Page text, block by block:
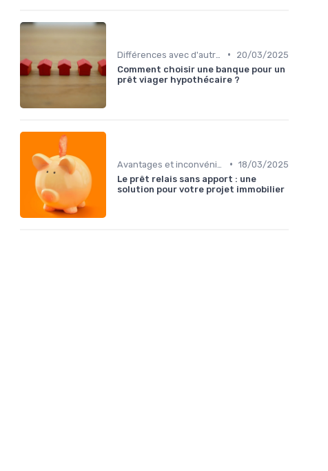
•
20/03/2025
Comment choisir une banque pour un
prêt viager hypothécaire ?
• 18/03/2025
Le prêt relais sans apport : une
solution pour votre projet immobilier